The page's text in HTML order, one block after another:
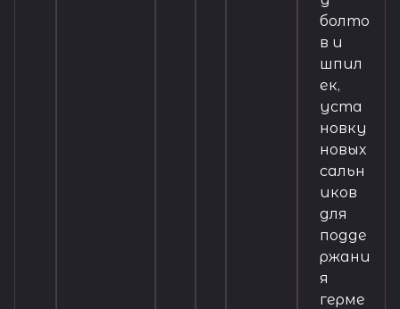
болто
в и
шпил
ек,
уста
новку
новых
сальн
иков
для
подде
ржани
я
герме